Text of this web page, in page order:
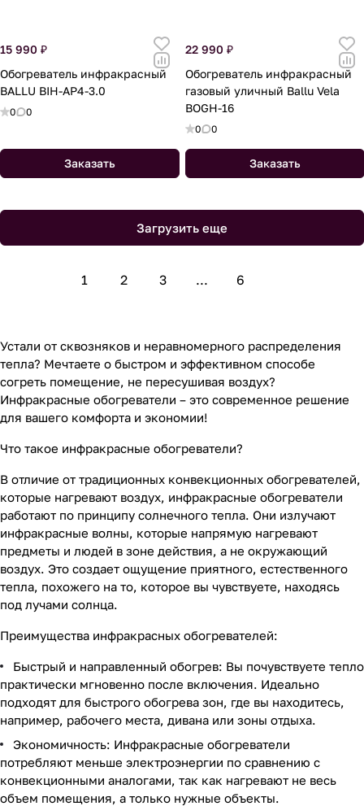
15 990 ₽
Обогреватель инфракрасный
BALLU BIH-AP4-3.0
0 0
Заказать
22 990 ₽
Обогреватель инфракрасный
газовый уличный Ballu Vela
BOGH-16
0 0
Заказать
Загрузить еще
1 2 3 ... 6
Устали от сквозняков и неравномерного распределения
тепла? Мечтаете о быстром и эффективном способе
согреть помещение, не пересушивая воздух?
Инфракрасные обогреватели – это современное решение
для вашего комфорта и экономии!
Что такое инфракрасные обогреватели?
В отличие от традиционных конвекционных обогревателей,
которые нагревают воздух, инфракрасные обогреватели
работают по принципу солнечного тепла. Они излучают
инфракрасные волны, которые напрямую нагревают
предметы и людей в зоне действия, а не окружающий
воздух. Это создает ощущение приятного, естественного
тепла, похожего на то, которое вы чувствуете, находясь
под лучами солнца.
Преимущества инфракрасных обогревателей:
Быстрый и направленный обогрев: Вы почувствуете тепло
практически мгновенно после включения. Идеально
подходят для быстрого обогрева зон, где вы находитесь,
например, рабочего места, дивана или зоны отдыха.
Экономичность: Инфракрасные обогреватели
потребляют меньше электроэнергии по сравнению с
конвекционными аналогами, так как нагревают не весь
объем помещения, а только нужные объекты.